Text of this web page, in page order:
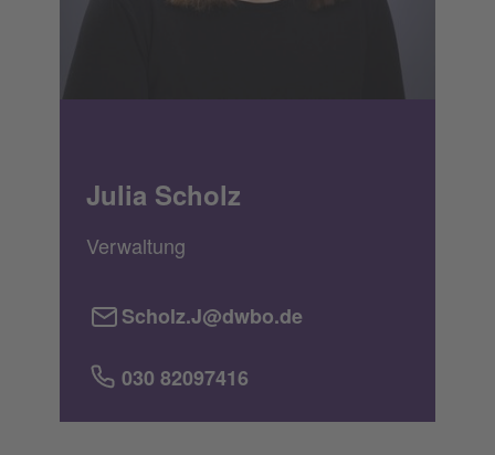
Julia Scholz
Verwaltung
Scholz.J@dwbo.de
030 82097416